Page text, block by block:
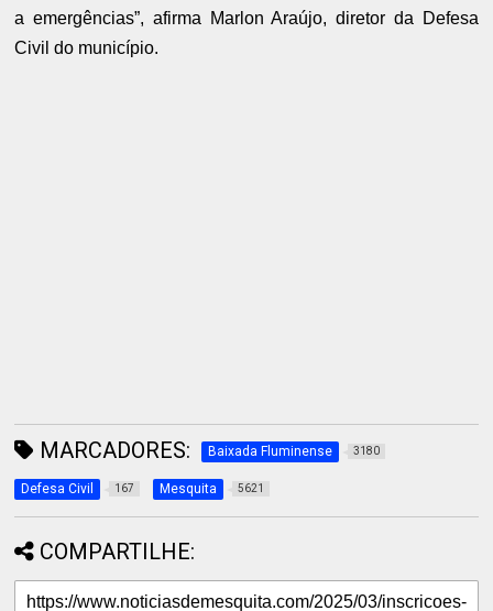
a emergências”, afirma Marlon Araújo, diretor da Defesa
Civil do município.
MARCADORES: Baixada Fluminense 3180
Defesa Civil 167 Mesquita 5621
COMPARTILHE: